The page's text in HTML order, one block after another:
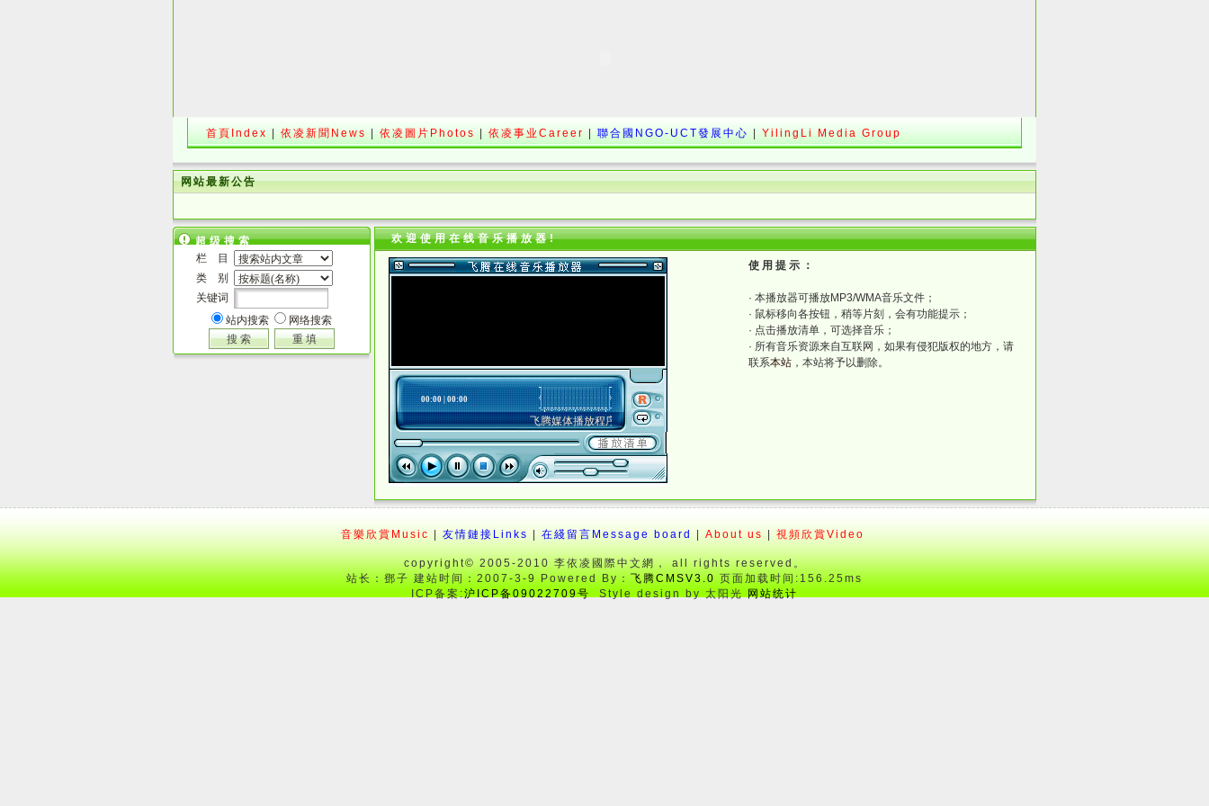
首頁Index 依凌新聞News 依凌圖片Photos 依凌事业Career 聯合國NGO-UCT發展中心 YilingLi Media Group
网站最新公告
超级搜索
栏 目
类 别
关键词
站内搜索
网络搜索
欢迎使用在线音乐播放器!
使 用 提 示 ：
· 本播放器可播放MP3/WMA音乐文件；
· 鼠标移向各按钮，稍等片刻，会有功能提示；
· 点击播放清单，可选择音乐；
· 所有音乐资源来自互联网，如果有侵犯版权的地方，请
联系本站 ，本站将予以删除。
音樂欣賞Music 友情鏈接Links 在綫留言Message board About us 視頻欣賞Video
copyright© 2005-2010 李依凌國際中文網， all rights reserved。
站长：鄧子 建站时间：2007-3-9 Powered By：飞腾CMSV3.0页面加载时间:156.25ms
ICP备案:沪ICP备09022709号 Style design by 太阳光 网站统计